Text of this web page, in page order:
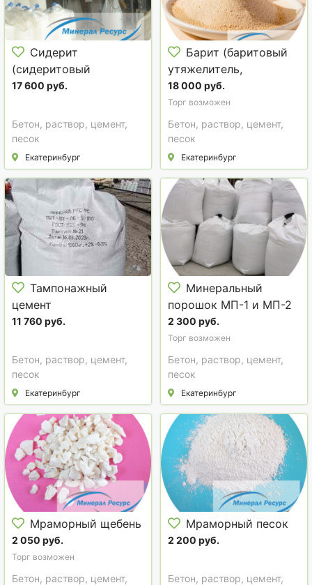
Сидерит
(сидеритовый
утяжелитель УБС)
17 600 руб.
Бетон, раствор, цемент,
песок
Екатеринбург
Барит (баритовый
утяжелитель,
баритовый концентрат
КБ-3)
18 000 руб.
Торг возможен
Бетон, раствор, цемент,
песок
Екатеринбург
Тампонажный
цемент
(портландцемент)
11 760 руб.
Бетон, раствор, цемент,
песок
Екатеринбург
Минеральный
порошок МП-1 и МП-2
2 300 руб.
Торг возможен
Бетон, раствор, цемент,
песок
Екатеринбург
Мраморный щебень
2 050 руб.
Торг возможен
Бетон, раствор, цемент,
Мраморный песок
2 200 руб.
Бетон, раствор, цемент,